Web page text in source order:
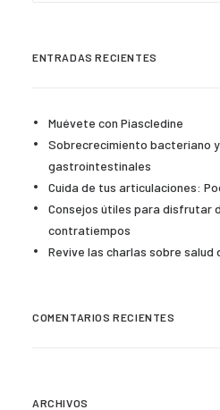
ENTRADAS RECIENTES
Muévete con Piascledine
Sobrecrecimiento bacteriano
gastrointestinales
Cuida de tus articulaciones:
Consejos útiles para disfrutar
contratiempos
Revive las charlas sobre salud
COMENTARIOS RECIENTES
ARCHIVOS